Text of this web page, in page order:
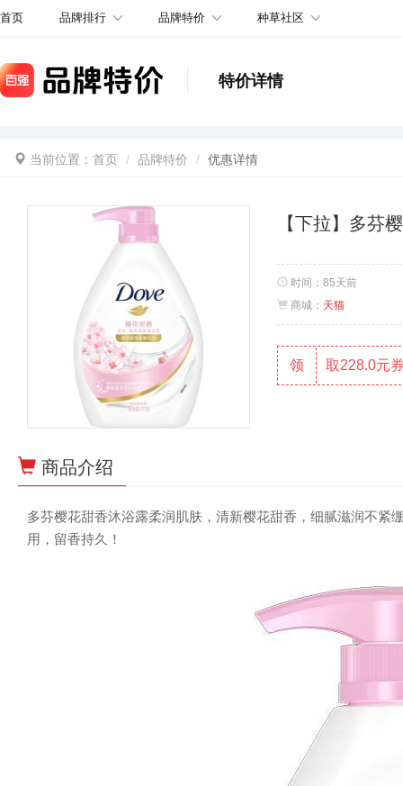
首页 品牌排行 品牌特价 种草社区
特价详情
当前位置： 首页 品牌特价 优惠详情
【下拉】多芬
时间： 85天前
商城： 天猫
领 取228.0元
商品介绍
多芬樱花甜香沐浴露柔润肌肤，清新樱花甜香，细腻滋润不
用，留香持久！